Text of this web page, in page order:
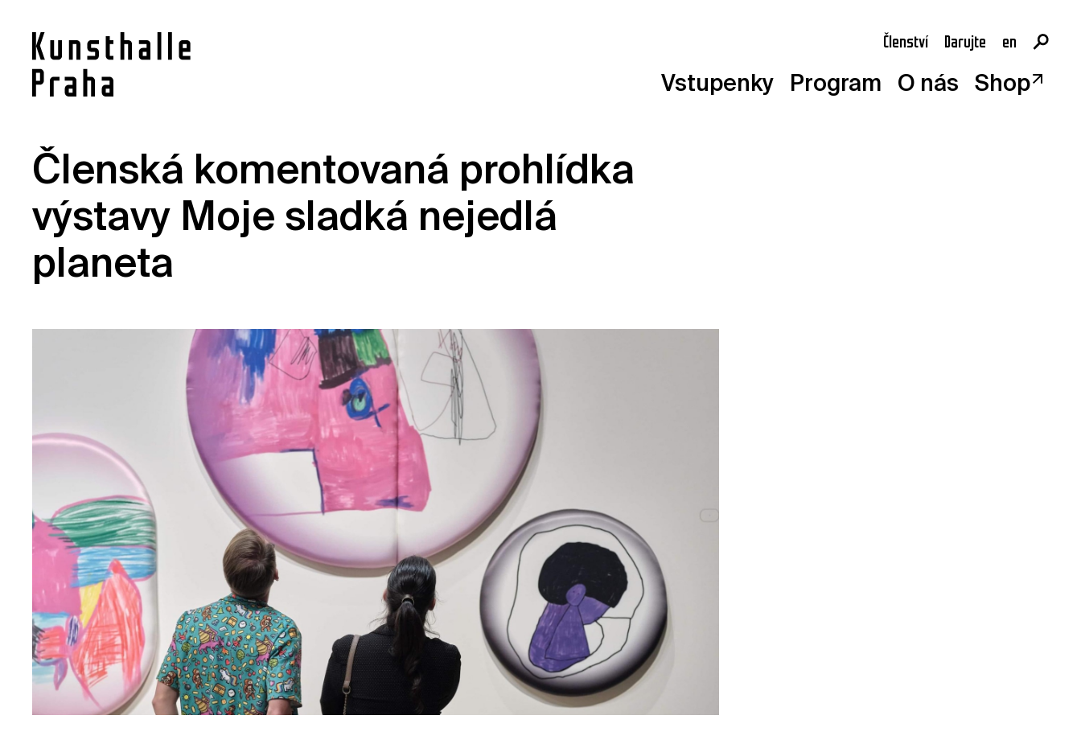
Členství Darujte
cs
en
Vstupenky Program O nás Shop
Kontakt
Novinky
Pro média
Pronájem prostor
Členská komentovaná prohlídka
výstavy Moje sladká nejedlá
planeta